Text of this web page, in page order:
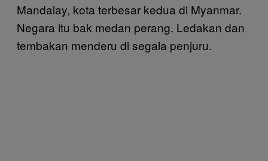
Mandalay, kota terbesar kedua di Myanmar.
Negara itu bak medan perang. Ledakan dan
tembakan menderu di segala penjuru.